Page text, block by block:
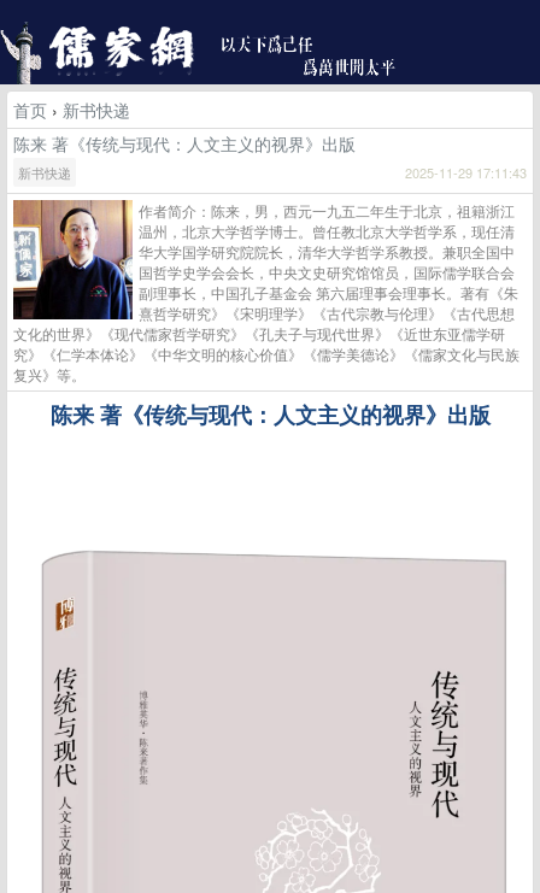
首页 › 新书快递
陈来 著《传统与现代：人文主义的视界》出版
新书快递 2025-11-29 17:11:43
作者简介：陈来，男，西元一九五二年生于北京，祖籍浙江
温州，北京大学哲学博士。曾任教北京大学哲学系，现任清
华大学国学研究院院长，清华大学哲学系教授。兼职全国中
国哲学史学会会长，中央文史研究馆馆员，国际儒学联合会
副理事长，中国孔子基金会 第六届理事会理事长。著有《朱
熹哲学研究》《宋明理学》《古代宗教与伦理》《古代思想
文化的世界》《现代儒家哲学研究》《孔夫子与现代世界》《近世东亚儒学研
究》《仁学本体论》《中华文明的核心价值》《儒学美德论》《儒家文化与民族
复兴》等。
陈来 著《传统与现代：人文主义的视界》出版